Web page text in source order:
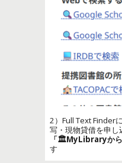
2）Full Text Finder
写・現物貸借を申し
「🏛️MyLibraryから
す